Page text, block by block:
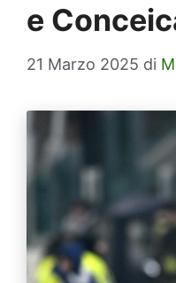
e
21 Marzo 2025 di